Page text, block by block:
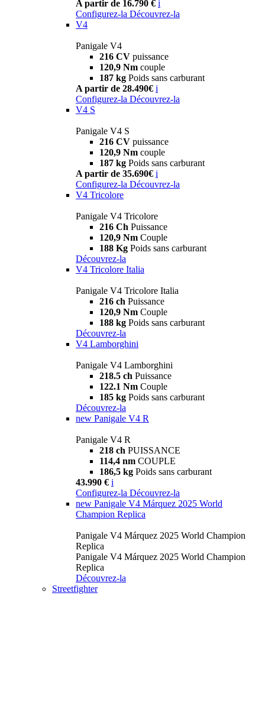
A partir de 16.790 € i
Configurez-la Découvrez-la
V4
Panigale V4
216 CV puissance
120,9 Nm couple
187 kg Poids sans carburant
A partir de 28.490€ i
Configurez-la Découvrez-la
V4 S
Panigale V4 S
216 CV puissance
120,9 Nm couple
187 kg Poids sans carburant
A partir de 35.690€ i
Configurez-la Découvrez-la
V4 Tricolore
Panigale V4 Tricolore
216 Ch Puissance
120,9 Nm Couple
188 Kg Poids sans carburant
Découvrez-la
V4 Tricolore Italia
Panigale V4 Tricolore Italia
216 ch Puissance
120,9 Nm Couple
188 kg Poids sans carburant
Découvrez-la
V4 Lamborghini
Panigale V4 Lamborghini
218.5 ch Puissance
122.1 Nm Couple
185 kg Poids sans carburant
Découvrez-la
new Panigale V4 R
Panigale V4 R
218 ch PUISSANCE
114,4 nm COUPLE
186,5 kg Poids sans carburant
43.990 € i
Configurez-la Découvrez-la
new Panigale V4 Márquez 2025 World
Champion Replica
Panigale V4 Márquez 2025 World Champion
Replica
Panigale V4 Márquez 2025 World Champion
Replica
Découvrez-la
Streetfighter